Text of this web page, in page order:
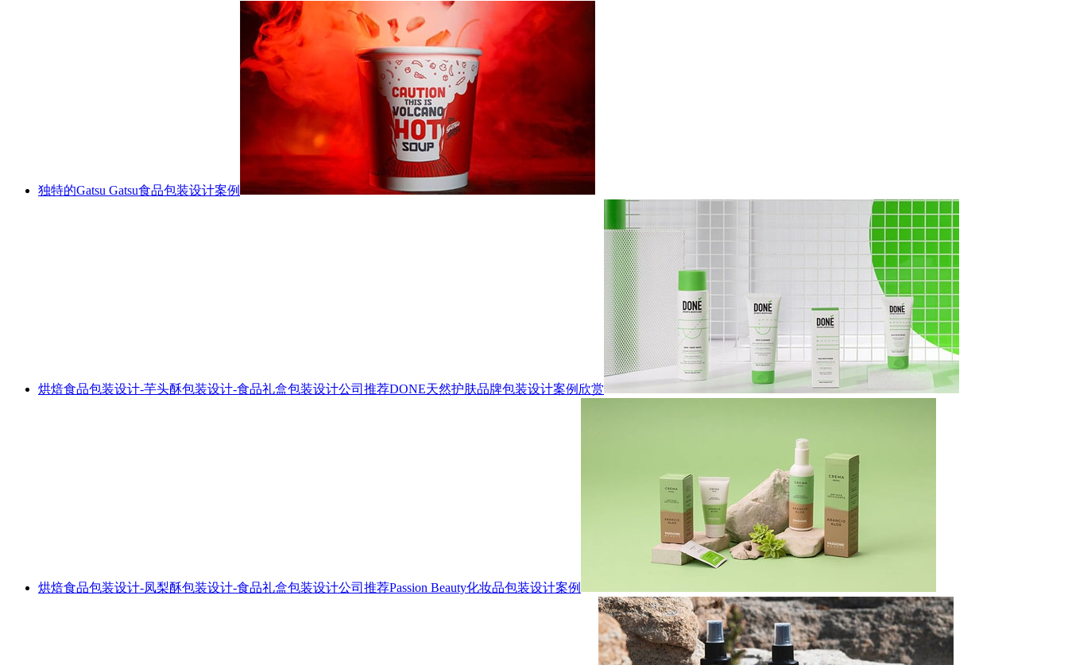
独特的Gatsu Gatsu食品包装设计案例
烘焙食品包装设计-芋头酥包装设计-食品礼盒包装设计公司推荐DONE天然护肤品牌包装设计案例欣赏
烘焙食品包装设计-凤梨酥包装设计-食品礼盒包装设计公司推荐Passion Beauty化妆品包装设计案例